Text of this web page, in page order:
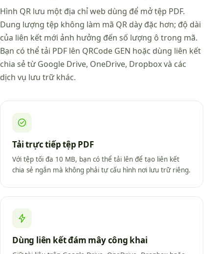
Hình QR lưu một địa chỉ web dùng để mở tệp PDF.
Dung lượng tệp không làm mã QR dày đặc hơn; độ dài
của liên kết mới ảnh hưởng đến số lượng ô trong mã.
Bạn có thể tải PDF lên QRCode GEN hoặc dùng liên kết
chia sẻ từ Google Drive, OneDrive, Dropbox và các
dịch vụ lưu trữ khác.
Tải trực tiếp tệp PDF
Với tệp tối đa 10 MB, bạn có thể tải lên để tạo liên kết
chia sẻ ngắn mà không phải tự cấu hình nơi lưu trữ riêng.
Dùng liên kết đám mây công khai